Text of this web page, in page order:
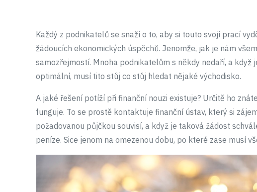
Každý z podnikatelů se snaží o to, aby si touto svojí prací
žádoucích ekonomických úspěchů. Jenomže, jak je nám
samozřejmostí. Mnoha podnikatelům s někdy nedaří, a
optimální, musí tito stůj co stůj hledat nějaké východisko.
A jaké řešení potíží při finanční nouzi existuje? Určitě ho
funguje. To se prostě kontaktuje finanční ústav, který si
požadovanou půjčkou souvisí, a když je taková žádost
peníze. Sice jenom na omezenou dobu, po které zase musí